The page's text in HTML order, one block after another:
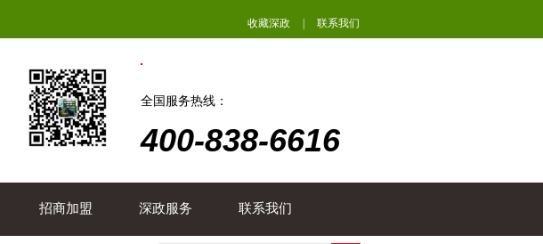
收藏深政 联系我们
全国服务热线：
400-838-6616
招商加盟 深政服务 联系我们